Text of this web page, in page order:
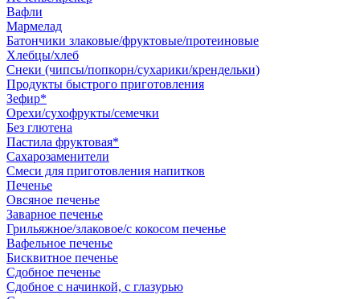
Вафли
Мармелад
Батончики злаковые/фруктовые/протеиновые
Хлебцы/хлеб
Снеки (чипсы/попкорн/сухарики/крендельки)
Продукты быстрого приготовления
Зефир*
Орехи/сухофрукты/семечки
Без глютена
Пастила фруктовая*
Сахарозаменители
Смеси для приготовления напитков
Печенье
Овсяное печенье
Заварное печенье
Грильяжное/злаковое/с кокосом печенье
Вафельное печенье
Бисквитное печенье
Сдобное печенье
Сдобное с начинкой, с глазурью